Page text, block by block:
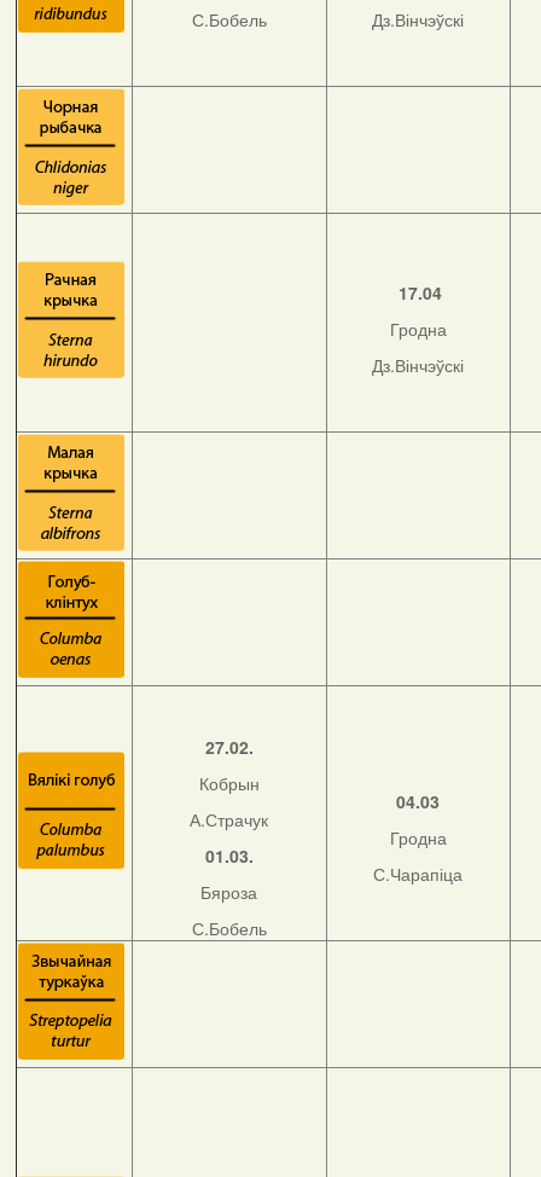
С.Бобель Дз.Вінчэўскі
17.04
Гродна
Дз.Вінчэўскі
27.02.
Кобрын
А.Страчук
01.03.
Бяроза
С.Бобель
04.03
Гродна
С.Чарапіца